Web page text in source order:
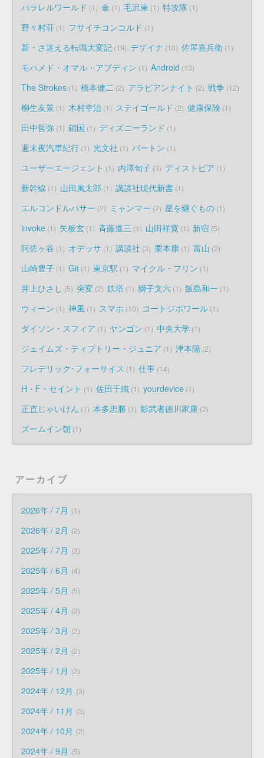
パラレルワールド 1 傘 1 毛沢東 1 特攻隊 1
野々村荘 1 フサイチコンコルド 1
新・さ迷える転職大変記 19 デザイナ 10 佐屋嘉兵衛 1
モハメド・オマル・アブディン 1 Android 13
The Strokes 1 橋本健二 2 アラビアンナイト 2 戦争 12
柳生友景 1 木村幸治 1 ステイゴールド 2 健康保険 1
田中哲弥 1 鎖国 1 ディズニーランド 1
週末夜汽車紀行 1 光文社 1 バートン 1
ユーザーエージェント 1 内澤旬子 3 ディストピア 1
新幹線 1 山田風太郎 1 講談社現代新書 1
エルコンドルパサー 2 ミャンマー 2 星を継ぐもの 1
invoke 1 矢板玄 1 斉藤道三 1 山田祥寛 1 新宿 5
阿佐ヶ谷 1 オデッサ 1 講談社 3 栗本康 1 富山 2
山崎豊子 1 Git 1 東京駅 1 マイクル・フリン 1
井上ひさし 5 突変 2 鉄塔 1 獅子文六 1 飯島和一 1
ウィーン 1 神風 1 スマホ 10 コートジボワール 1
ダイソン・スフィア 1 ヤンゴン 1 中央大学 1
ジェイムズ・ティプトリー・ジュニア 1 津本陽 2
フレデリック･フォーサイス 1 仕事 14
H・F・セイント 1 佐田千織 1 yourdevice 1
正直じゃいけん 1 本多忠勝 1 影武者徳川家康 2
ズームイン朝 1
アーカイブ
2026年 / 7月 1
2026年 / 2月 2
2025年 / 7月 2
2025年 / 6月 4
2025年 / 5月 5
2025年 / 4月 3
2025年 / 3月 2
2025年 / 2月 2
2025年 / 1月 2
2024年 / 12月 3
2024年 / 11月 3
2024年 / 10月 2
2024年 / 9月 5